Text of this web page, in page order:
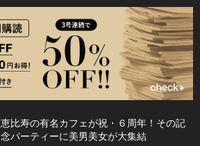
恵比寿の有名カフェが祝・６周年！その記
念パーティーに美男美女が大集結